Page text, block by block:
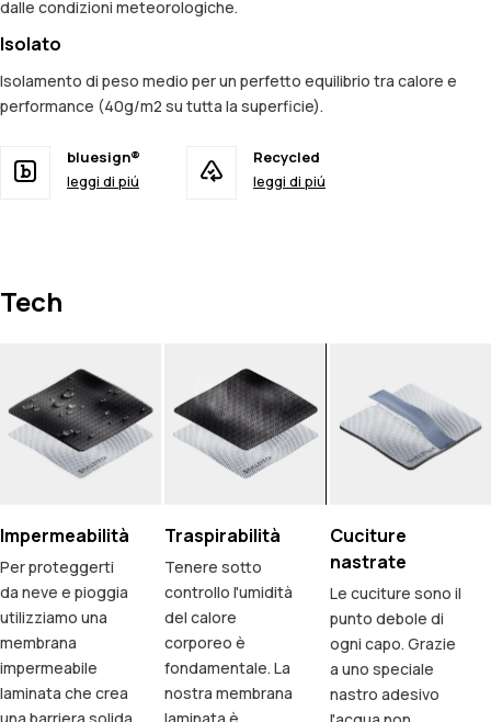
dalle condizioni meteorologiche.
Isolato
Isolamento di peso medio per un perfetto equilibrio tra calore e
performance (40g/m2 su tutta la superficie).
bluesign®
leggi di piú
Recycled
leggi di piú
Tech
Impermeabilità
Per proteggerti
da neve e pioggia
utilizziamo una
membrana
impermeabile
laminata che crea
Traspirabilità
Tenere sotto
controllo l'umidità
del calore
corporeo è
fondamentale. La
nostra membrana
Cuciture
nastrate
Le cuciture sono il
punto debole di
ogni capo. Grazie
a uno speciale
nastro adesivo